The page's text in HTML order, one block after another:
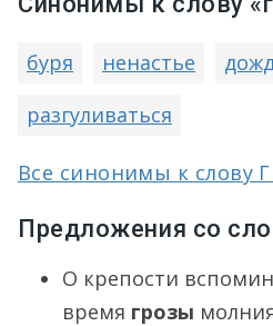
буря ненастье
разгуливаться
Все синонимы к слову
Предложения со
О крепости
время грозы